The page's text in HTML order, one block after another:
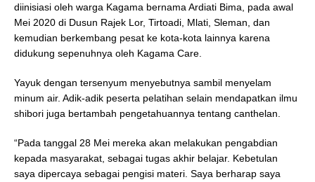
diinisiasi oleh warga Kagama bernama Ardiati Bima, pada awal
Mei 2020 di Dusun Rajek Lor, Tirtoadi, Mlati, Sleman, dan
kemudian berkembang pesat ke kota-kota lainnya karena
didukung sepenuhnya oleh Kagama Care.
Yayuk dengan tersenyum menyebutnya sambil menyelam
minum air. Adik-adik peserta pelatihan selain mendapatkan ilmu
shibori juga bertambah pengetahuannya tentang canthelan.
“Pada tanggal 28 Mei mereka akan melakukan pengabdian
kepada masyarakat, sebagai tugas akhir belajar. Kebetulan
saya dipercaya sebagai pengisi materi. Saya berharap saya